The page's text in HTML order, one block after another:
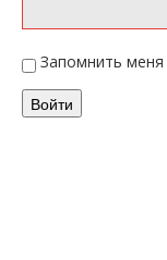
Запомнить меня
Войти